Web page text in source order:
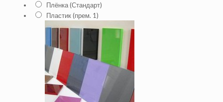
Плёнка (Стандарт)
Пластик (прем. 1)